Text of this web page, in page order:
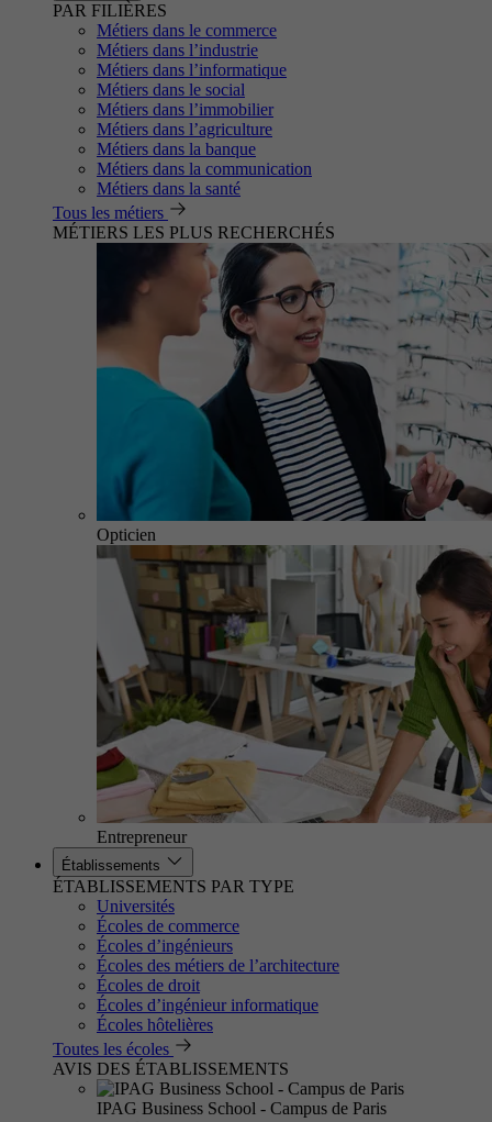
PAR FILIÈRES
Métiers dans le commerce
Métiers dans l’industrie
Métiers dans l’informatique
Métiers dans le social
Métiers dans l’immobilier
Métiers dans l’agriculture
Métiers dans la banque
Métiers dans la communication
Métiers dans la santé
Tous les métiers
MÉTIERS LES PLUS RECHERCHÉS
Opticien
Entrepreneur
Établissements
ÉTABLISSEMENTS PAR TYPE
Universités
Écoles de commerce
Écoles d’ingénieurs
Écoles des métiers de l’architecture
Écoles de droit
Écoles d’ingénieur informatique
Écoles hôtelières
Toutes les écoles
AVIS DES ÉTABLISSEMENTS
IPAG Business School - Campus de Paris